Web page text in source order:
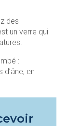
des
un verre qui
:
en